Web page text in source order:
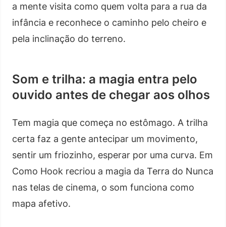
a mente visita como quem volta para a rua da
infância e reconhece o caminho pelo cheiro e
pela inclinação do terreno.
Som e trilha: a magia entra pelo
ouvido antes de chegar aos olhos
Tem magia que começa no estômago. A trilha
certa faz a gente antecipar um movimento,
sentir um friozinho, esperar por uma curva. Em
Como Hook recriou a magia da Terra do Nunca
nas telas de cinema, o som funciona como
mapa afetivo.